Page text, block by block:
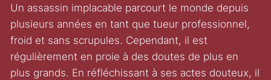
Un assassin implacable parcourt le monde depuis
plusieurs années en tant que tueur professionnel,
froid et sans scrupules. Cependant, il est
régulièrement en proie à des doutes de plus en
plus grands. En réfléchissant à ses actes douteux, il